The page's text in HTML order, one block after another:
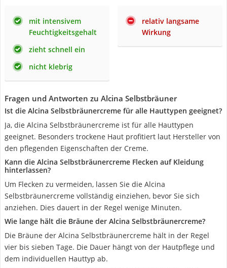
mit intensivem
Feuchtigkeitsgehalt
zieht schnell ein
nicht klebrig
relativ langsame
Wirkung
Fragen und Antworten zu Alcina Selbstbräuner
Ist die Alcina Selbstbräunercreme für alle Hauttypen geeignet?
Ja, die Alcina Selbstbräunercreme ist für alle Hauttypen
geeignet. Besonders trockene Haut profitiert laut Hersteller von
den pflegenden Eigenschaften der Creme.
Kann die Alcina Selbstbräunercreme Flecken auf Kleidung
hinterlassen?
Um Flecken zu vermeiden, lassen Sie die Alcina
Selbstbräunercreme vollständig einziehen, bevor Sie sich
anziehen. Dies dauert in der Regel wenige Minuten.
Wie lange hält die Bräune der Alcina Selbstbräunercreme?
Die Bräune der Alcina Selbstbräunercreme hält in der Regel
vier bis sieben Tage. Die Dauer hängt von der Hautpflege und
dem individuellen Hauttyp ab.